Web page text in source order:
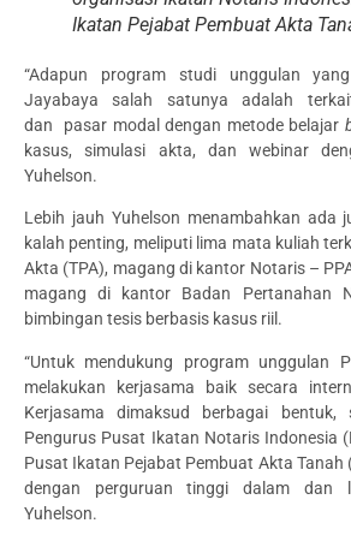
Ikatan Pejabat Pembuat Akta
“Adapun program studi unggulan
Jayabaya salah satunya adalah
dan pasar modal dengan metode belajar
kasus, simulasi akta, dan webinar
Yuhelson.
Lebih jauh Yuhelson menambahkan ada
kalah penting, meliputi lima mata kuliah
Akta (TPA), magang di kantor Notaris –
magang di kantor Badan Pertanahan
bimbingan tesis berbasis kasus riil.
“Untuk mendukung program unggulan
melakukan kerjasama baik secara
Kerjasama dimaksud berbagai bentuk,
Pengurus Pusat Ikatan Notaris Indonesia
Pusat Ikatan Pejabat Pembuat Akta Tanah
dengan perguruan tinggi dalam dan
Yuhelson.